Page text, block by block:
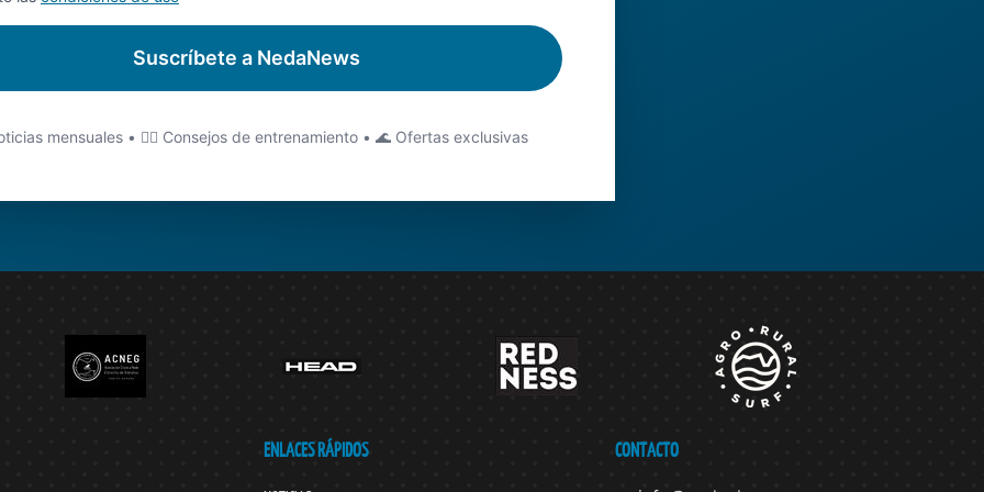
Suscríbete a NedaNews
mensuales • 🏊‍♂️ Consejos de entrenamiento • 🌊 Ofertas exclusivas
ENLACES RÁPIDOS CONTACTO